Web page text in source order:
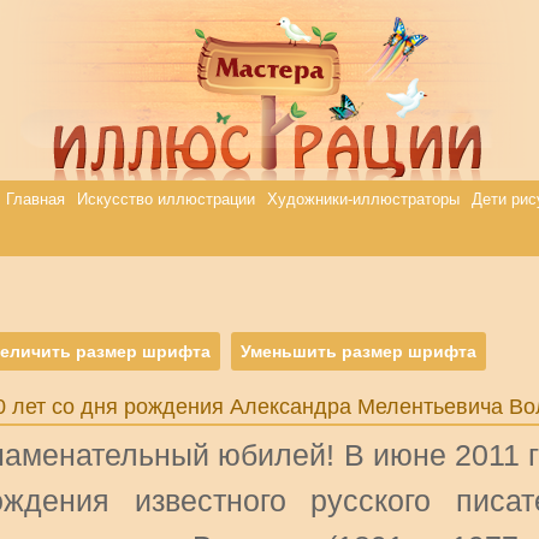
Главная Искусство иллюстрации Художники-иллюстраторы Дети
размер шрифта Уменьшить размер шрифта
лет со дня рождения Александра Мелентьевича
юбилей! В июне 2011
известного русского